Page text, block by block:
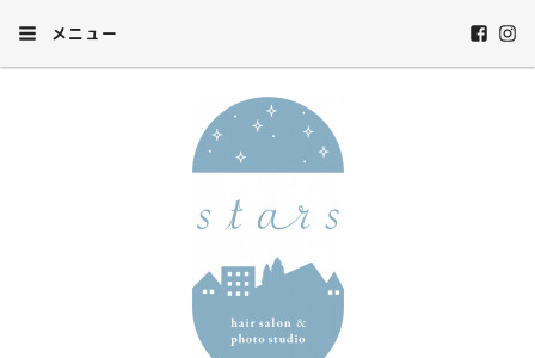
メニュー